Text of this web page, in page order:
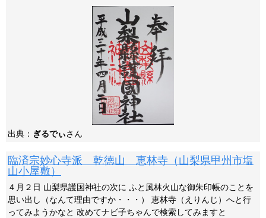
出典： ぎるでぃさん
臨済宗妙心寺派 乾徳山 恵林寺（山梨県甲州市塩
山小屋敷）
４月２日 山梨県護国神社の次に ふと風林火山な御朱印帳のことを
思い出し（なんて理由ですか・・・） 恵林寺（えりんじ）へと行
ってみようかなと 改めてナビ子ちゃんで検索してみますと